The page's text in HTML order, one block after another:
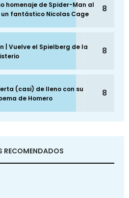
homenaje de Spider-Man al
un fantástico Nicolas Cage
8
| Vuelve el Spielberg de la
8
(casi) de lleno con su
de Homero
8
RECOMENDADOS